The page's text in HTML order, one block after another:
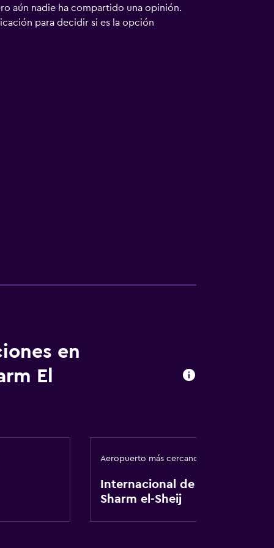
aún nadie ha compartido una opinión.
para decidir si es la opción
en
El
Aeropuerto más cercano
Internacional de
Sharm el-Sheij